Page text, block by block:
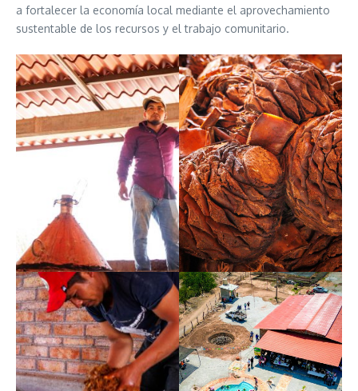
a fortalecer la economía local mediante el aprovechamiento
sustentable de los recursos y el trabajo comunitario.